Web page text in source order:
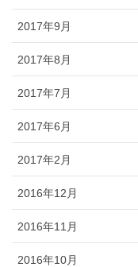
2017年9月
2017年8月
2017年7月
2017年6月
2017年2月
2016年12月
2016年11月
2016年10月